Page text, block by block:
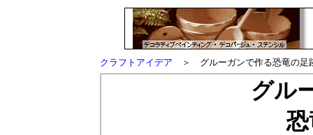
クラフトアイデア ＞ グルーガンで作る恐竜の足
グル